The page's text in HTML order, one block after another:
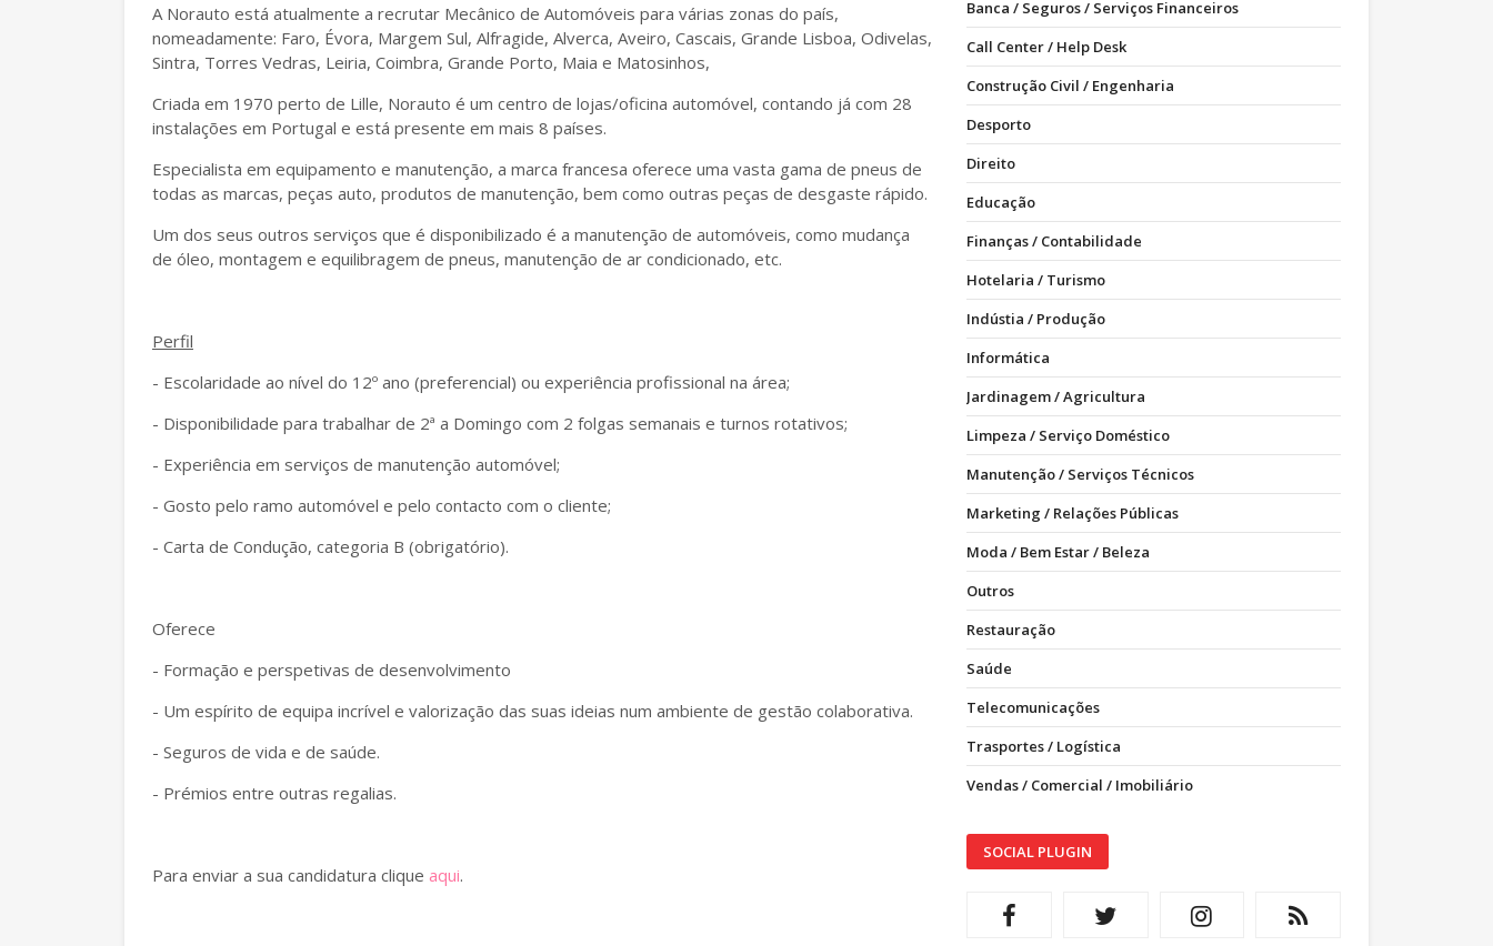
A Norauto está atualmente a recrutar Mecânico de Automóveis para várias zonas do país,
nomeadamente: Faro, Évora, Margem Sul, Alfragide, Alverca, Aveiro, Cascais, Grande Lisboa, Odivelas,
Sintra, Torres Vedras, Leiria, Coimbra, Grande Porto, Maia e Matosinhos,
Criada em 1970 perto de Lille, Norauto é um centro de lojas/oficina automóvel, contando já com 28
instalações em Portugal e está presente em mais 8 países.
Especialista em equipamento e manutenção, a marca francesa oferece uma vasta gama de pneus de
todas as marcas, peças auto, produtos de manutenção, bem como outras peças de desgaste rápido.
Um dos seus outros serviços que é disponibilizado é a manutenção de automóveis, como mudança
de óleo, montagem e equilibragem de pneus, manutenção de ar condicionado, etc.
Perfil
- Escolaridade ao nível do 12º ano (preferencial) ou experiência profissional na área;
- Disponibilidade para trabalhar de 2ª a Domingo com 2 folgas semanais e turnos rotativos;
- Experiência em serviços de manutenção automóvel;
- Gosto pelo ramo automóvel e pelo contacto com o cliente;
- Carta de Condução, categoria B (obrigatório).
Oferece
- Formação e perspetivas de desenvolvimento
- Um espírito de equipa incrível e valorização das suas ideias num ambiente de gestão colaborativa.
- Seguros de vida e de saúde.
- Prémios entre outras regalias.
Para enviar a sua candidatura clique aqui.
Banca / Seguros / Serviços Financeiros
Call Center / Help Desk
Construção Civil / Engenharia
Desporto
Direito
Educação
Finanças / Contabilidade
Hotelaria / Turismo
Indústia / Produção
Informática
Jardinagem / Agricultura
Limpeza / Serviço Doméstico
Manutenção / Serviços Técnicos
Marketing / Relações Públicas
Moda / Bem Estar / Beleza
Outros
Restauração
Saúde
Telecomunicações
Trasportes / Logística
Vendas / Comercial / Imobiliário
SOCIAL PLUGIN